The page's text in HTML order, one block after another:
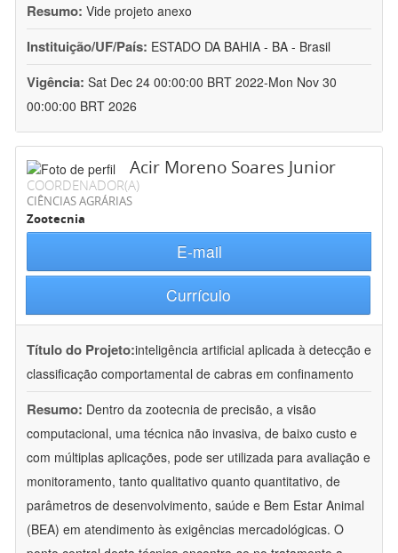
Resumo: Vide projeto anexo
Instituição/UF/País: ESTADO DA BAHIA - BA - Brasil
Vigência: Sat Dec 24 00:00:00 BRT 2022-Mon Nov 30
00:00:00 BRT 2026
Acir Moreno Soares Junior
COORDENADOR(A)
CIÊNCIAS AGRÁRIAS
Zootecnia
E-mail
Currículo
Título do Projeto:inteligência artificial aplicada à detecção e
classificação comportamental de cabras em confinamento
Resumo: Dentro da zootecnia de precisão, a visão
computacional, uma técnica não invasiva, de baixo custo e
com múltiplas aplicações, pode ser utilizada para avaliação e
monitoramento, tanto qualitativo quanto quantitativo, de
parâmetros de desenvolvimento, saúde e Bem Estar Animal
(BEA) em atendimento às exigências mercadológicas. O